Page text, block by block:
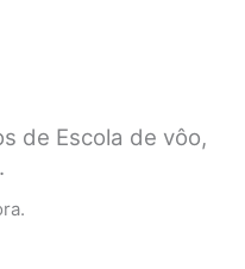
de Escola de vôo,